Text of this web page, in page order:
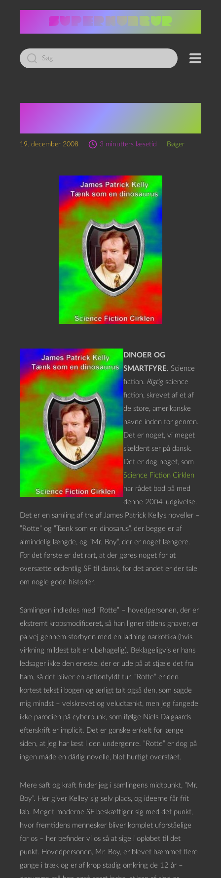
Led
efter:
19. december 2008 3 minutters læsetid Bøger
DINOER OG
SMARTFYRE. Science
fiction. Rigtig science
fiction, skrevet af et af
de store, amerikanske
navne inden for genren.
Det er noget, vi meget
sjældent ser på dansk.
Det er dog noget, som
Science Fiction Cirklen
har rådet bod på med
denne 2004-udgivelse.
Det er en samling af tre af James Patrick Kellys noveller –
”Rotte” og ”Tænk som en dinosarus”, der begge er af
almindelig længde, og ”Mr. Boy”, der er noget længere.
For det første er det rart, at der gøres noget for at
oversætte ordentlig SF til dansk, for det andet er der tale
om nogle gode historier.
Samlingen indledes med ”Rotte” – hovedpersonen, der er
ekstremt kropsmodificeret, så han ligner titlens gnaver, er
på vej gennem storbyen med en ladning narkotika (hvis
virkning mildest talt er ubehagelig). Beklageligvis er hans
ledsager ikke den eneste, der er ude på at stjæle det fra
ham, så det bliver en actionfyldt tur. ”Rotte” er den
kortest tekst i bogen og ærligt talt også den, som sagde
mig mindst – velskrevet og veludtænkt, men jeg fangede
ikke parodien på cyberpunk, som ifølge Niels Dalgaards
efterskrift er implicit. Det er ganske enkelt for længe
siden, at jeg har læst i den undergenre. ”Rotte” er dog på
ingen måde en dårlig novelle, blot hurtigt overstået.
Mere saft og kraft finder jeg i samlingens midtpunkt, ”Mr.
Boy”. Her giver Kelley sig selv plads, og ideerne får frit
løb. Meget moderne SF beskæftiger sig med det punkt,
hvor fremtidens mennesker bliver komplet uforståelige
for os – her befinder vi os så at sige i opløbet til det
punkt. Hovedpersonen, Mr. Boy, er blevet hæmmet flere
gange i træk og er af krop stadig omkring de 12 år –